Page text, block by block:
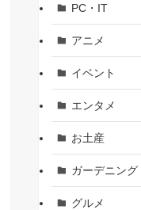
PC・IT
アニメ
イベント
エンタメ
お土産
ガーデニング
グルメ